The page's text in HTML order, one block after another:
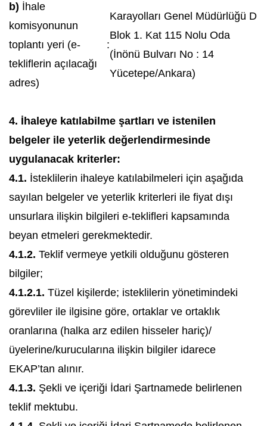
b) İhale
komisyonunun
toplantı yeri (e-
tekliflerin açılacağı
adres)
:
Karayolları Genel Müdürlüğü D
Blok 1. Kat 115 Nolu Oda
(İnönü Bulvarı No : 14
Yücetepe/Ankara)
4. İhaleye katılabilme şartları ve istenilen
belgeler ile yeterlik değerlendirmesinde
uygulanacak kriterler:
4.1. İsteklilerin ihaleye katılabilmeleri için aşağıda
sayılan belgeler ve yeterlik kriterleri ile fiyat dışı
unsurlara ilişkin bilgileri e-teklifleri kapsamında
beyan etmeleri gerekmektedir.
4.1.2. Teklif vermeye yetkili olduğunu gösteren
bilgiler;
4.1.2.1. Tüzel kişilerde; isteklilerin yönetimindeki
görevliler ile ilgisine göre, ortaklar ve ortaklık
oranlarına (halka arz edilen hisseler hariç)/
üyelerine/kurucularına ilişkin bilgiler idarece
EKAP’tan alınır.
4.1.3. Şekli ve içeriği İdari Şartnamede belirlenen
teklif mektubu.